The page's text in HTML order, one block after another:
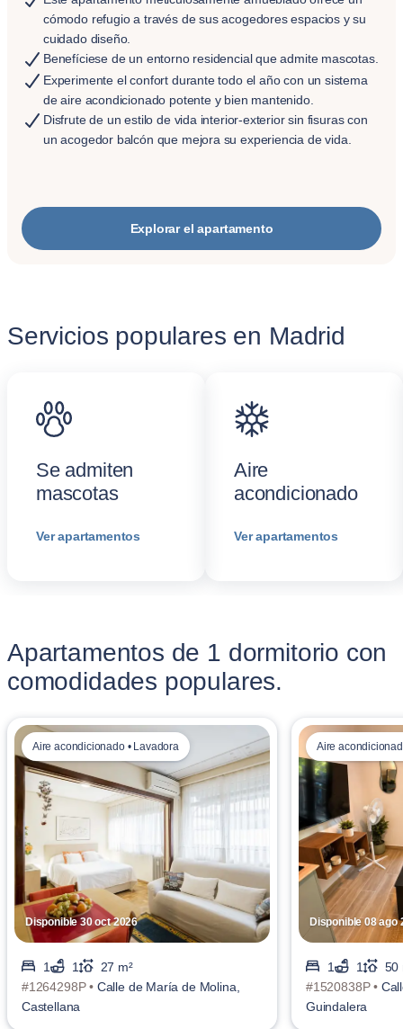
cómodo refugio a través de sus acogedores espacios y su
cuidado diseño.
Benefíciese de un entorno residencial que admite mascotas.
Experimente el confort durante todo el año con un sistema
de aire acondicionado potente y bien mantenido.
Disfrute de un estilo de vida interior-exterior sin fisuras con
un acogedor balcón que mejora su experiencia de vida.
Explorar el apartamento
Servicios populares en Madrid
Se admiten
mascotas
Ver apartamentos
Aire
acondicionado
Ver apartamentos
Apartamentos de 1 dormitorio con
comodidades populares.
Disponible 30 oct 2026
Aire acondicionado • Lavadora
1 1
27 m²
#1264298P • Calle de María de Molina,
Castellana
Disponible 08 ago
Aire
1 1
50
#1520838P •
Guindalera